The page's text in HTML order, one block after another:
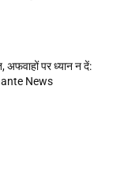
अफवाहों पर ध्यान न दें:
News